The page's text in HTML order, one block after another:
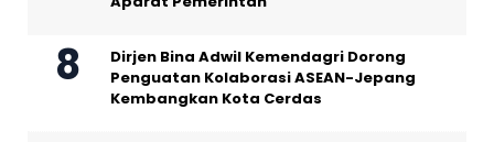
Dirjen Bina Adwil Kemendagri Dorong
Penguatan Kolaborasi ASEAN-Jepang
Kembangkan Kota Cerdas